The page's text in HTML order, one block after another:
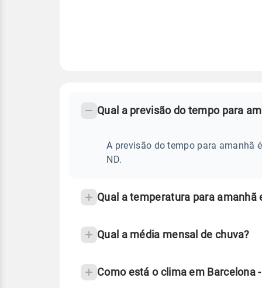
frequentes
temperatura
Qual a previsão do tempo para
A previsão do tempo para amanhã
ND.
Qual a temperatura para amanhã
Qual a média mensal de chuva?
Como está o clima em Barcelona